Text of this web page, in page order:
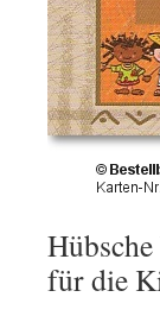
für die